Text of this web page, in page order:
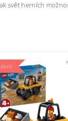
svět herních